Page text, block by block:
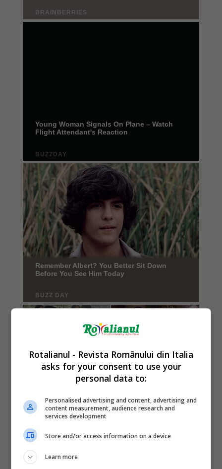
Rotalianul - Revista Românului din Italia
asks for your consent to use your
personal data to:
Personalised advertising and content, advertising and
content measurement, audience research and
services development
Store and/or access information on a device
Learn more